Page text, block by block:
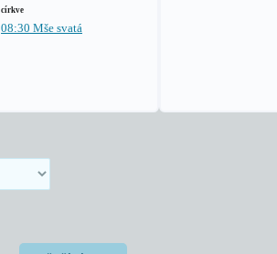
církve
08:30 Mše svatá